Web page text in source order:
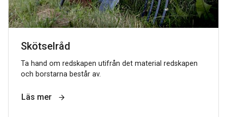
Skötselråd
Ta hand om redskapen utifrån det material redskapen
och borstarna består av.
Läs mer